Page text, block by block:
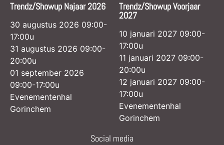
Trendz/Showup Najaar 2026
30 augustus 2026 09:00-
17:00u
31 augustus 2026 09:00-
20:00u
01 september 2026
09:00-17:00u
Evenementenhal
Gorinchem
Trendz/Showup Voorjaar
2027
10 januari 2027 09:00-
17:00u
11 januari 2027 09:00-
20:00u
12 januari 2027 09:00-
17:00u
Evenementenhal
Gorinchem
Social media